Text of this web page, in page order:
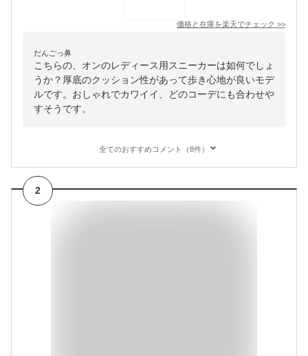
価格と在庫を楽天でチェック >>
だんごっ鼻
こちらの、オンのレディース用スニーカーは如何でしょ
うか？厚底のクッション性があって歩き心地が良いモデ
ルです。おしゃれでカワイイ、どのコーデにも合わせや
すそうです。
全てのおすすめコメント（8件）
2